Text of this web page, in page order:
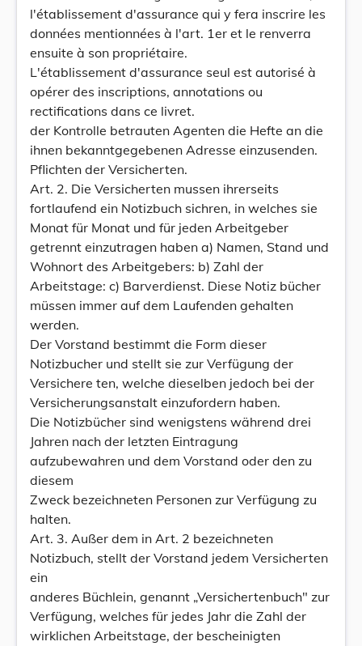
l'établissement d'assurance qui y fera inscrire les
données mentionnées à l'art. 1er et le renverra
ensuite à son propriétaire.
L'établissement d'assurance seul est autorisé à
opérer des inscriptions, annotations ou
rectifications dans ce livret.
der Kontrolle betrauten Agenten die Hefte an die
ihnen bekanntgegebenen Adresse einzusenden.
Pflichten der Versicherten.
Art. 2. Die Versicherten mussen ihrerseits
fortlaufend ein Notizbuch sichren, in welches sie
Monat für Monat und für jeden Arbeitgeber
getrennt einzutragen haben a) Namen, Stand und
Wohnort des Arbeitgebers: b) Zahl der
Arbeitstage: c) Barverdienst. Diese Notiz bücher
müssen immer auf dem Laufenden gehalten
werden.
Der Vorstand bestimmt die Form dieser
Notizbucher und stellt sie zur Verfügung der
Versichere ten, welche dieselben jedoch bei der
Versicherungsanstalt einzufordern haben.
Die Notizbücher sind wenigstens während drei
Jahren nach der letzten Eintragung
aufzubewahren und dem Vorstand oder den zu
diesem
Zweck bezeichneten Personen zur Verfügung zu
halten.
Art. 3. Außer dem in Art. 2 bezeichneten
Notizbuch, stellt der Vorstand jedem Versicherten
ein
anderes Büchlein, genannt „Versichertenbuch" zur
Verfügung, welches für jedes Jahr die Zahl der
wirklichen Arbeitstage, der bescheinigten